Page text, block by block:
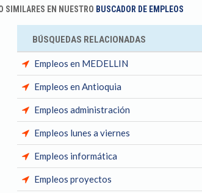
SIMILARES EN NUESTRO BUSCADOR DE EMPLEOS
BÚSQUEDAS RELACIONADAS
Empleos en MEDELLIN
Empleos en Antioquia
Empleos administración
Empleos lunes a viernes
Empleos informática
Empleos proyectos